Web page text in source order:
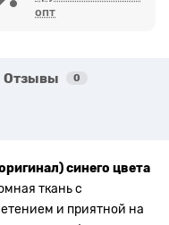
опт
Отзывы 0
синего цвета
ткань с
и приятной на